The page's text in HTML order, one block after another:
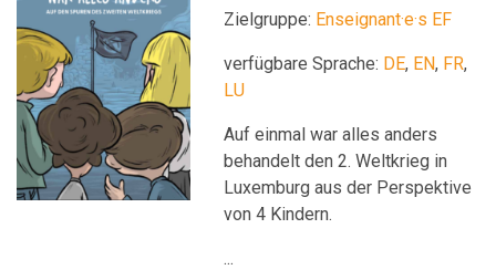
Zielgruppe: Enseignant·e·s EF
verfügbare Sprache: DE, EN, FR,
LU
Auf einmal war alles anders
behandelt den 2. Weltkrieg in
Luxemburg aus der Perspektive
von 4 Kindern.
...